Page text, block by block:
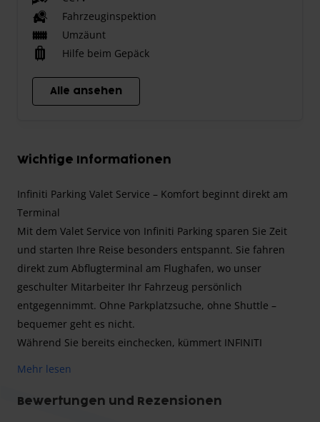
Fahrzeuginspektion
Umzäunt
Hilfe beim Gepäck
Alle ansehen
Wichtige Informationen
Infiniti Parking Valet Service – Komfort beginnt direkt am
Terminal
Mit dem Valet Service von Infiniti Parking sparen Sie Zeit
und starten Ihre Reise besonders entspannt. Sie fahren
direkt zum Abflugterminal am Flughafen, wo unser
geschulter Mitarbeiter Ihr Fahrzeug persönlich
entgegennimmt. Ohne Parkplatzsuche, ohne Shuttle –
bequemer geht es nicht.
Während Sie bereits einchecken, kümmert INFINITI
Auto wieder pünktlich am Terminal für Sie bereit – einfach
Mehr lesen
Bewertungen und Rezensionen